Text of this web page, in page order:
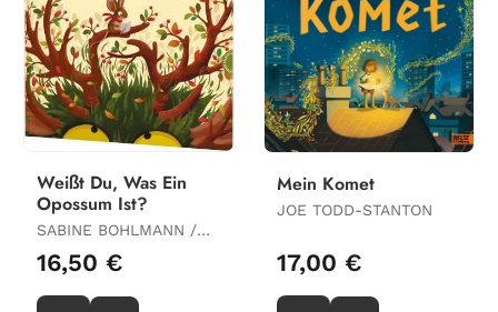
Weißt Du, Was Ein
Opossum Ist?
SABINE BOHLMANN /
EMILIA DZIUBAK
16,50 €
Mein Komet
JOE TODD-STANTON
17,00 €